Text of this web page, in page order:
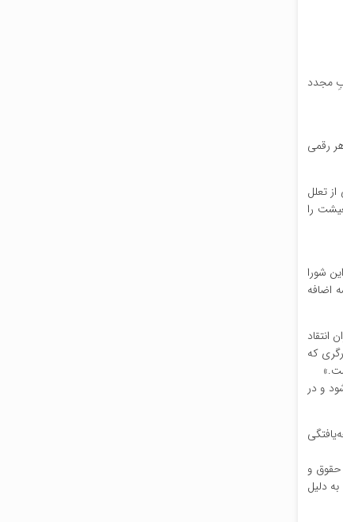
مجدد
آنها اعلامِ هر رقمی
ناشی از تعلل
را
شورا
اضافه
که
منطقه‌ای تعیین شود و در
حقوق و
دلیل